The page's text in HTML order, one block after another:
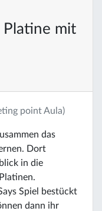
Platine mit
point Aula)
das
Dort
in die
Spiel bestückt
dann ihr